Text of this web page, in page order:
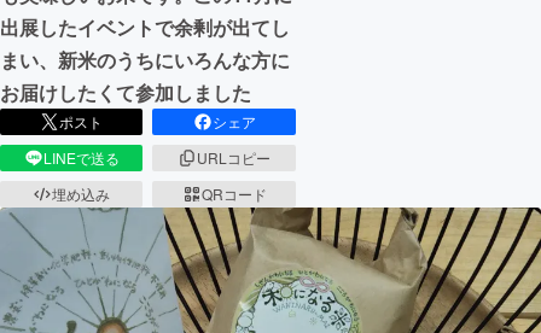
出展したイベントで余剰が出てし
まい、新米のうちにいろんな方に
お届けしたくて参加しました
ポスト
シェア
LINEで送る
URLコピー
埋め込み
QRコード